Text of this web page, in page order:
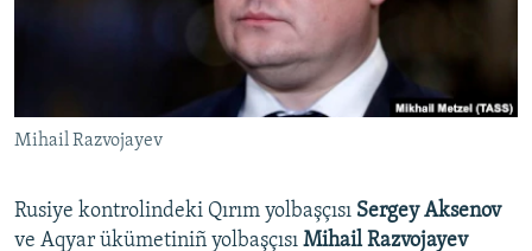
QOŞULIÑIZ!
Mihail Razvojayev
Rusiye kontrolindeki Qırım yolbaşçısı Sergey Aksenov
ve Aqyar ükümetiniñ yolbaşçısı Mihail Razvojayev